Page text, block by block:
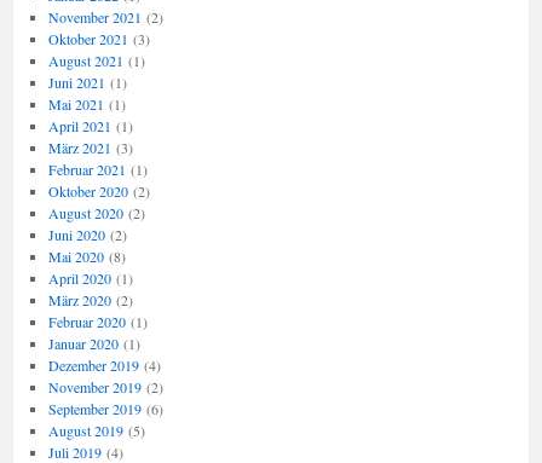
November 2021 (2)
Oktober 2021 (3)
August 2021 (1)
Juni 2021 (1)
Mai 2021 (1)
April 2021 (1)
März 2021 (3)
Februar 2021 (1)
Oktober 2020(2)
August 2020(2)
Juni 2020(2)
Mai 2020(8)
April 2020(1)
März 2020(2)
Februar 2020(1)
Januar 2020(1)
Dezember 2019(4)
November 2019(2)
September 2019(6)
August 2019(5)
Juli 2019(4)